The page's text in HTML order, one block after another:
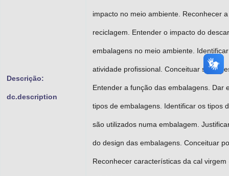
Descrição:
dc.description
impacto no meio ambiente. Reconhecer
reciclagem. Entender o impacto do
embalagens no meio ambiente.
atividade profissional. Conceituar
Entender a função das embalagens. Dar
tipos de embalagens. Identificar os tipos
são utilizados numa embalagem.
do design das embalagens. Conceituar
Reconhecer características da cal virgem